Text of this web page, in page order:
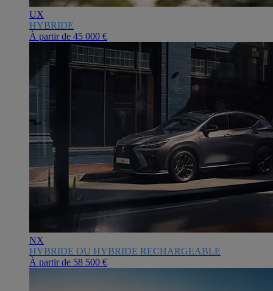
UX
HYBRIDE
À partir de 45 000 €
NX
HYBRIDE OU HYBRIDE RECHARGEABLE
À partir de 58 500 €